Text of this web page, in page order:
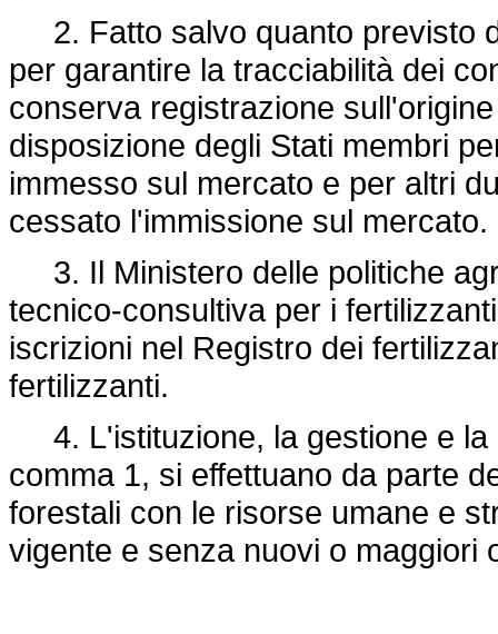
2. Fatto salvo quanto previsto
per garantire la tracciabilità dei
conserva registrazione
disposizione degli Stati membri
immesso sul mercato e per altri
cessato l'immissione sul mercato.
3. Il Ministero delle politiche
tecnico-consultiva per i
iscrizioni nel Registro dei
fertilizzanti.
4. L'istituzione, la gestione e la
comma 1, si effettuano da parte
forestali con le risorse umane e
vigente e senza nuovi o maggiori